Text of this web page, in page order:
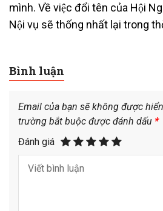
mình. Về việc đổi tên của Hội
Nội vụ sẽ thống nhất lại trong
Bình luận
Email của bạn sẽ không được
trường bắt buộc được đánh dấu *
Đánh giá